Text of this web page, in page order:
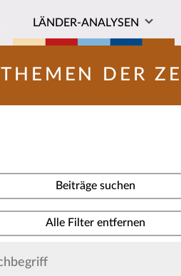
LÄNDER-ANALYSEN
THEMEN DER
Beiträge suchen
Alle Filter entfernen